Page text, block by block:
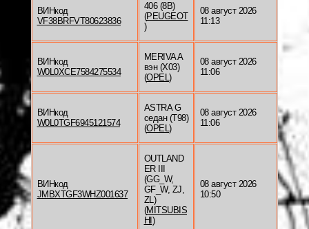
ВИНкод
VF38BRFVT80623836
406 (8B)
(PEUGEOT
)
08 август 2026
11:13
ВИНкод
W0L0XCE7584275534
MERIVA A
вэн (X03)
(OPEL)
08 август 2026
11:06
ВИНкод
W0L0TGF6945121574
ASTRA G
седан (T98)
(OPEL)
08 август 2026
11:06
ВИНкод
JMBXTGF3WHZ001637
OUTLAND
ER III
(GG_W,
GF_W, ZJ,
ZL)
(MITSUBIS
HI )
08 август 2026
10:50